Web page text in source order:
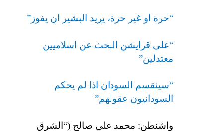
“حرة او غير حرة، يريد البشير ان يفوز”
“على قرايشن البحث عن اسلاميين
معتدلين”
“سينقسم السودان اذا لم يحكم
السودانيون عقولهم”
واشنطن: محمد علي صالح (“الشرق